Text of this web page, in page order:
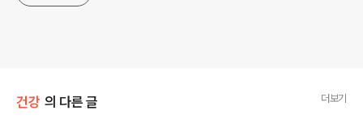
건강 의 다른 글 더보기